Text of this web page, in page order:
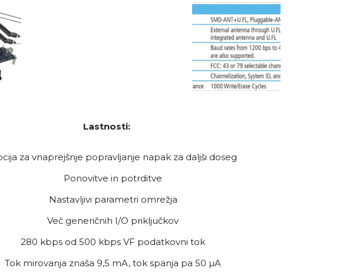
Lastnosti:
za vnaprejšnje popravljanje napak za daljši doseg
Ponovitve in potrditve
Nastavljivi parametri omrežja
Več generičnih I/O priključkov
280 kbps od 500 kbps VF podatkovni tok
Tok mirovanja znaša 9,5 mA, tok spanja pa 50 µA